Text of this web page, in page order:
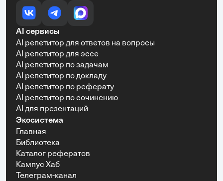
AI сервисы
AI репетитор для ответов на вопросы
AI репетитор для эссе
AI репетитор по задачам
AI репетитор по докладу
AI репетитор по реферату
AI репетитор по сочинению
AI для презентаций
Экосистема
Главная
Библиотека
Каталог рефератов
Кампус Хаб
Телеграм-канал